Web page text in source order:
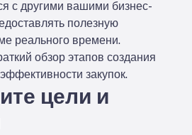
с другими вашими бизнес-
полезную
реального времени.
обзор этапов создания
закупок.
цели и